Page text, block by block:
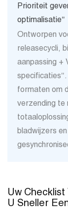
Prioriteit
optimalisatie"
Ontworpen
releasecycli,
aanpassing +
formaten om
verzending te
bladwijzers
Uw
U Sneller